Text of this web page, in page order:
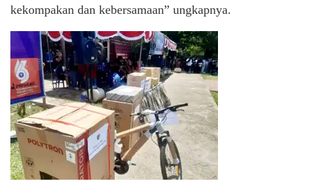
kekompakan dan kebersamaan” ungkapnya.